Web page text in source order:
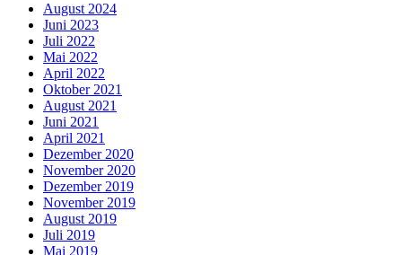
August 2024
Juni 2023
Juli 2022
Mai 2022
April 2022
Oktober 2021
August 2021
Juni 2021
April 2021
Dezember 2020
November 2020
Dezember 2019
November 2019
August 2019
Juli 2019
Mai 2019